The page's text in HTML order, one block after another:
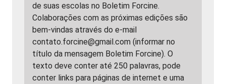
de suas escolas no Boletim Forcine.
Colaborações com as próximas edições são
bem-vindas através do e-mail
contato.forcine@gmail.com (informar no
título da mensagem Boletim Forcine). O
texto deve conter até 250 palavras, pode
conter links para páginas de internet e uma